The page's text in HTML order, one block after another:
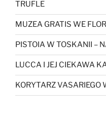
TRUFLE
MUZEA GRATIS WE
PISTOIA W TOSKANII –
LUCCA I JEJ CIEKAWA
KORYTARZ VASARIEGO